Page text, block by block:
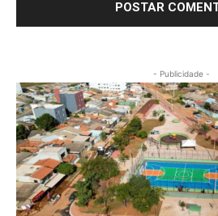
- Publicidade -